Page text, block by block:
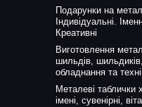
Подарунки на
Індивідуальні.
Креативні
Виготовлення
шильдів,
обладнання та
Металеві таблички
імені, сувенірні,